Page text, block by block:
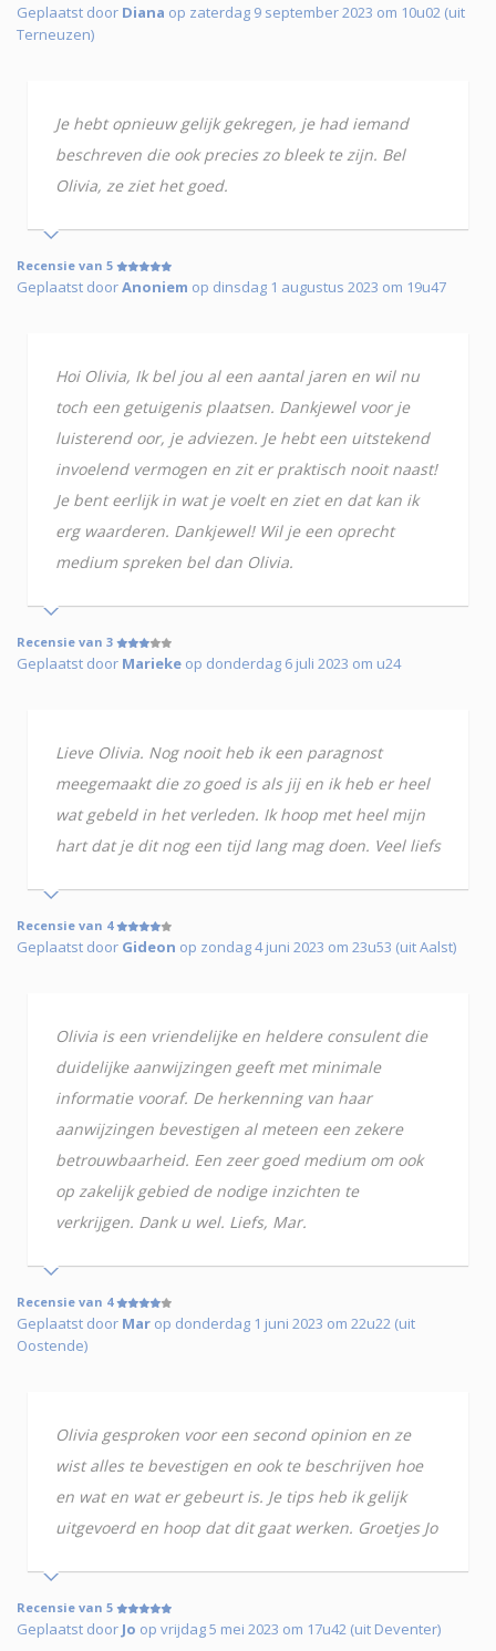
Geplaatst door Diana op zaterdag 9 september 2023 om 10u02 (uit
Terneuzen)
Je hebt opnieuw gelijk gekregen, je had iemand
beschreven die ook precies zo bleek te zijn. Bel
Olivia, ze ziet het goed.
Recensie van 5
Geplaatst doorAnoniem op dinsdag 1 augustus 2023 om 19u47
Hoi Olivia, Ik bel jou al een aantal jaren en wil nu
toch een getuigenis plaatsen. Dankjewel voor je
luisterend oor, je adviezen. Je hebt een uitstekend
invoelend vermogen en zit er praktisch nooit naast!
Je bent eerlijk in wat je voelt en ziet en dat kan ik
erg waarderen. Dankjewel! Wil je een oprecht
medium spreken bel dan Olivia.
Recensie van 3
Geplaatst door Marieke op donderdag 6 juli 2023 om u24
Lieve Olivia. Nog nooit heb ik een paragnost
meegemaakt die zo goed is als jij en ik heb er heel
wat gebeld in het verleden. Ik hoop met heel mijn
hart dat je dit nog een tijd lang mag doen. Veel liefs
Recensie van 4
Geplaatst door Gideon op zondag 4 juni 2023 om 23u53 (uit Aalst)
Olivia is een vriendelijke en heldere consulent die
duidelijke aanwijzingen geeft met minimale
informatie vooraf. De herkenning van haar
aanwijzingen bevestigen al meteen een zekere
betrouwbaarheid. Een zeer goed medium om ook
op zakelijk gebied de nodige inzichten te
verkrijgen. Dank u wel. Liefs, Mar.
Recensie van 4
Geplaatst door Mar op donderdag 1 juni 2023 om 22u22 (uit
Oostende)
Olivia gesproken voor een second opinion en ze
wist alles te bevestigen en ook te beschrijven hoe
en wat en wat er gebeurt is. Je tips heb ik gelijk
uitgevoerd en hoop dat dit gaat werken. Groetjes Jo
Recensie van 5
Geplaatst door Jo op vrijdag 5 mei 2023 om 17u42 (uit Deventer)